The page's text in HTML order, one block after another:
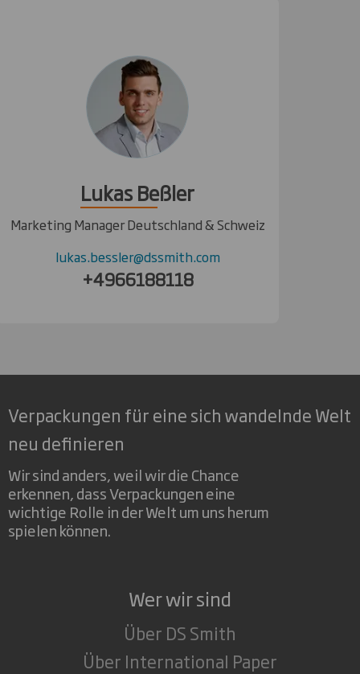
Lukas Beßler
Marketing Manager Deutschland & Schweiz
lukas.bessler@dssmith.com
+4966188118
Verpackungen für eine sich wandelnde Welt
neu definieren
Wir sind anders, weil wir die Chance
erkennen, dass Verpackungen eine
wichtige Rolle in der Welt um uns herum
spielen können.
Wer wir sind
Über DS Smith
Über International Paper